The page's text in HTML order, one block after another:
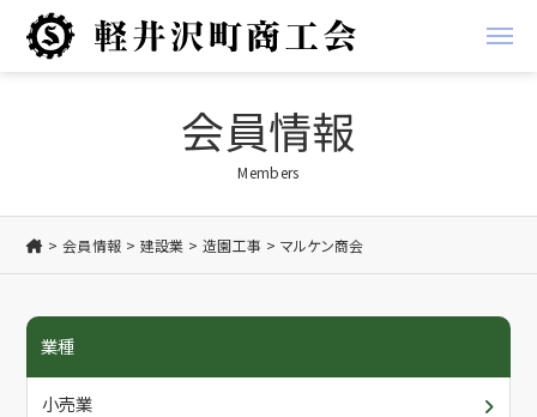
金融
労務
商工会からのお知らせ
商工会について
会員情報
Members
会員情報 建設業 造園工事 マルケン商会
業種
小売業